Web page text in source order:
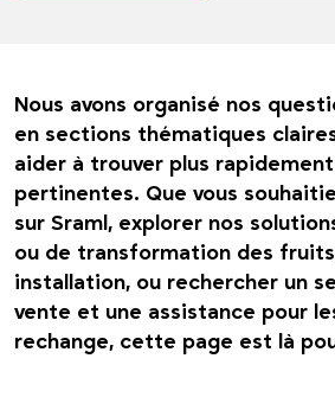
Nous avons organisé nos
en sections thématiques
aider à trouver plus
pertinentes. Que vous
sur Sraml, explorer nos
ou de transformation des
installation, ou rechercher un
vente et une assistance pour
rechange, cette page est là